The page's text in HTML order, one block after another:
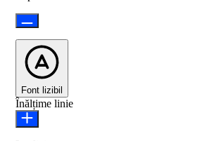
Font lizibil
Înălțime linie